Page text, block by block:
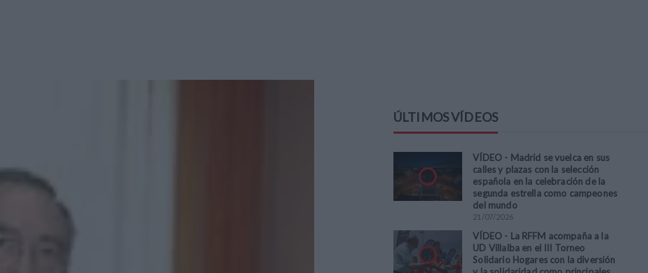
ÚLTIMOS VÍDEOS
VÍDEO - Madrid se vuelca en sus
calles y plazas con la selección
española en la celebración de la
segunda estrella como campeones
del mundo
21 /07/2026
VÍDEO - La RFFM acompaña a la
UD Villalba en el III Torneo
Solidario Hogares con la diversión